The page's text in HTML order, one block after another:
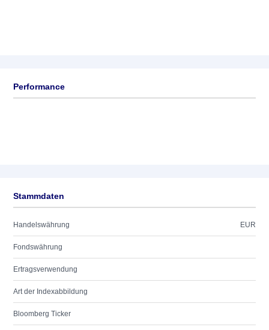
Performance
Stammdaten
Handelswährung EUR
Fondswährung
Ertragsverwendung
Art der Indexabbildung
Bloomberg Ticker